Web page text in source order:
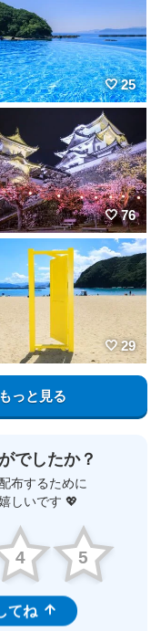
25
76
29
っと見る
でしたか？
布するために
しいです 💖
4 5
てね